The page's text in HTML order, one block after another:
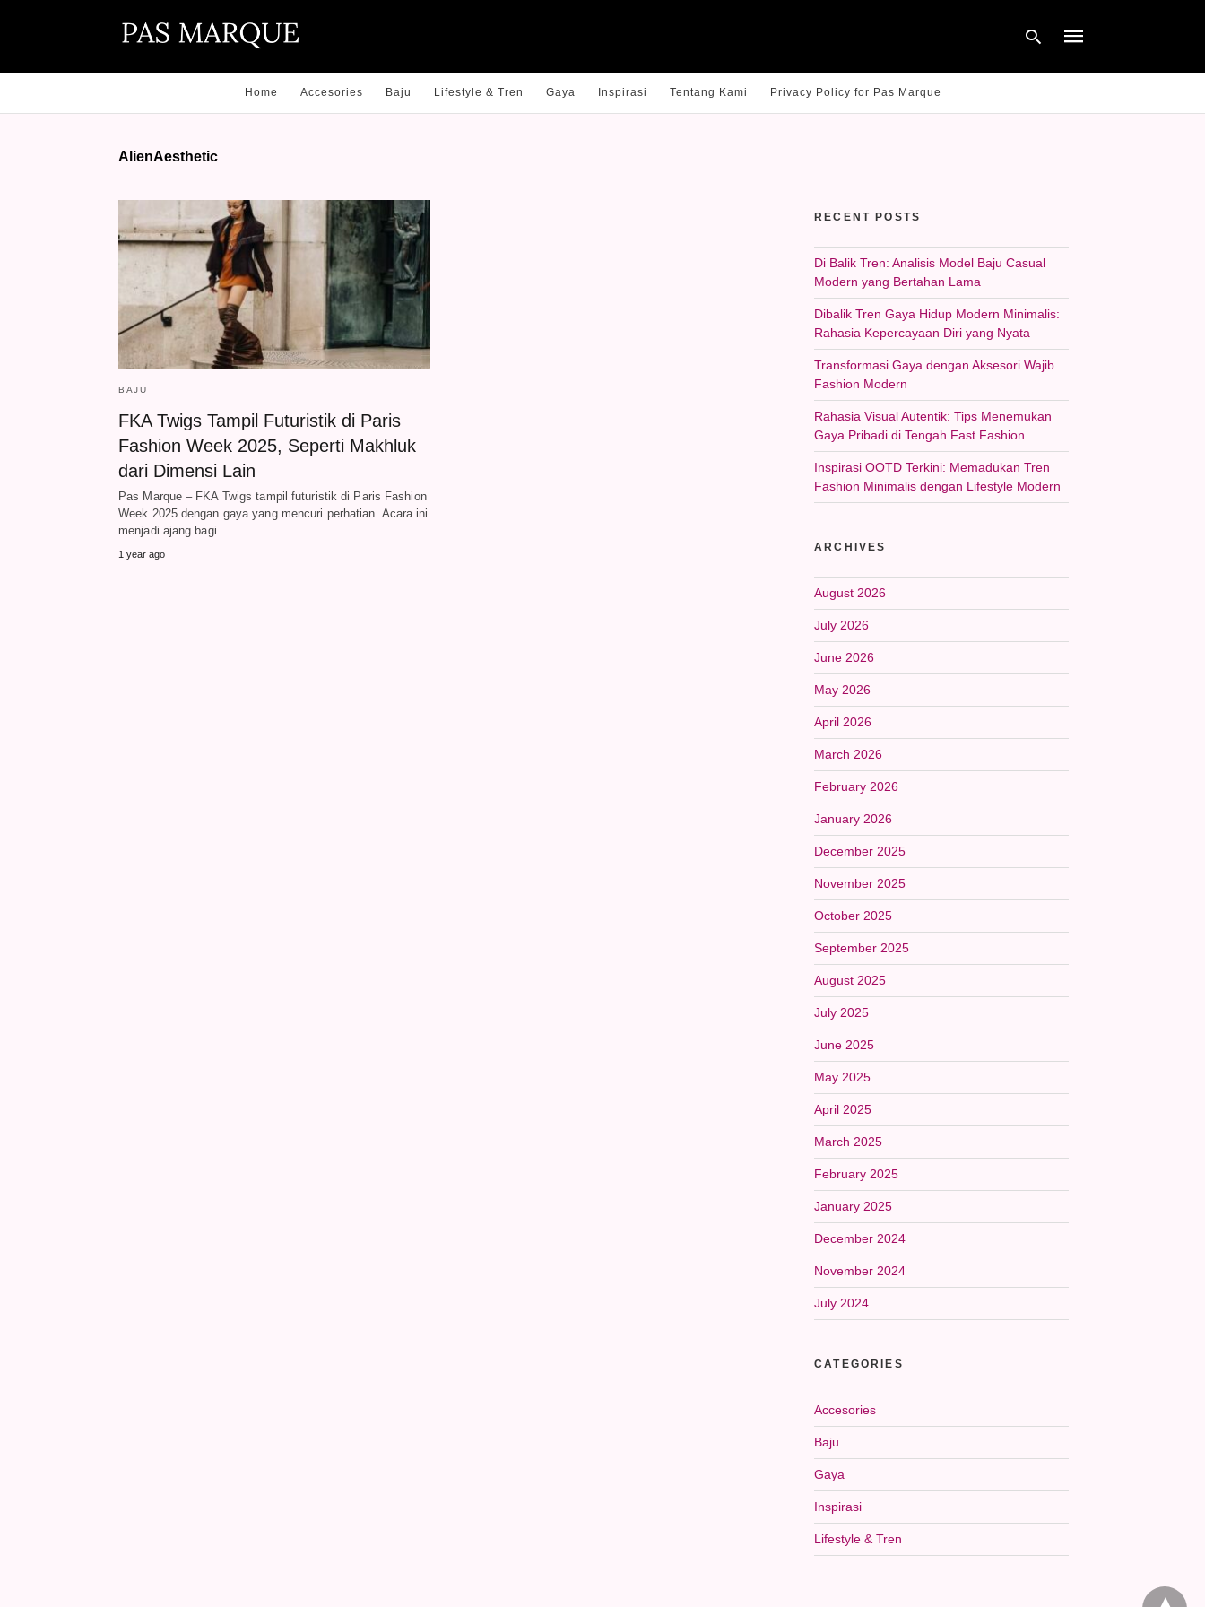
Home Accesories Baju Lifestyle & Tren Gaya Inspirasi Tentang Kami Privacy Policy for Pas Marque
AlienAesthetic
BAJU
FKA Twigs Tampil Futuristik di Paris
Fashion Week 2025, Seperti Makhluk
dari Dimensi Lain
Pas Marque – FKA Twigs tampil futuristik di Paris Fashion
Week 2025 dengan gaya yang mencuri perhatian. Acara ini
menjadi ajang bagi…
1 year ago
RECENT POSTS
Di Balik Tren: Analisis Model Baju Casual
Modern yang Bertahan Lama
Dibalik Tren Gaya Hidup Modern Minimalis:
Rahasia Kepercayaan Diri yang Nyata
Transformasi Gaya dengan Aksesori Wajib
Fashion Modern
Rahasia Visual Autentik: Tips Menemukan
Gaya Pribadi di Tengah Fast Fashion
Inspirasi OOTD Terkini: Memadukan Tren
Fashion Minimalis dengan Lifestyle Modern
ARCHIVES
August 2026
July 2026
June 2026
May 2026
April 2026
March 2026
February 2026
January 2026
December 2025
November 2025
October 2025
September 2025
August 2025
July 2025
June 2025
May 2025
April 2025
March 2025
February 2025
January 2025
December 2024
November 2024
July 2024
CATEGORIES
Accesories
Baju
Gaya
Inspirasi
Lifestyle & Tren